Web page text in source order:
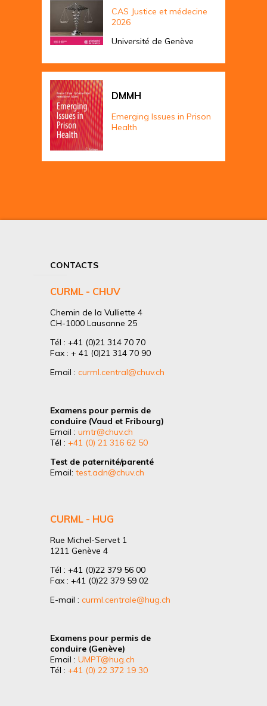
CAS Justice et médecine
2026
Université de Genève
DMMH
Emerging Issues in Prison
Health
CONTACTS
CURML - CHUV
Chemin de la Vulliette 4
CH-1000 Lausanne 25
Tél : +41 (0)21 314 70 70
Fax : + 41 (0)21 314 70 90
Email : curml.central@chuv.ch
Examens pour permis de
conduire (Vaud et Fribourg)
Email : umtr@chuv.ch
Tél : +41 (0) 21 316 62 50
Test de paternité/parenté
Email: test.adn@chuv.ch
CURML - HUG
Rue Michel-Servet 1
1211 Genève 4
Tél : +41 (0)22 379 56 00
Fax : +41 (0)22 379 59 02
E-mail : curml.centrale@hug.ch
Examens pour permis de
conduire (Genève)
Email : UMPT@hug.ch
Tél : +41 (0) 22 372 19 30